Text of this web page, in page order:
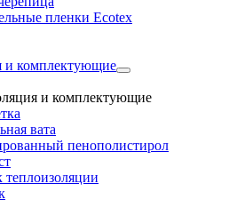
пленки Ecotex
и комплектующие
и комплектующие
вата
пенополистирол